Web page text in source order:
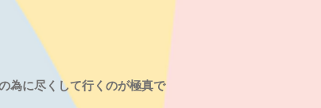
為に尽くして行くのが極真で